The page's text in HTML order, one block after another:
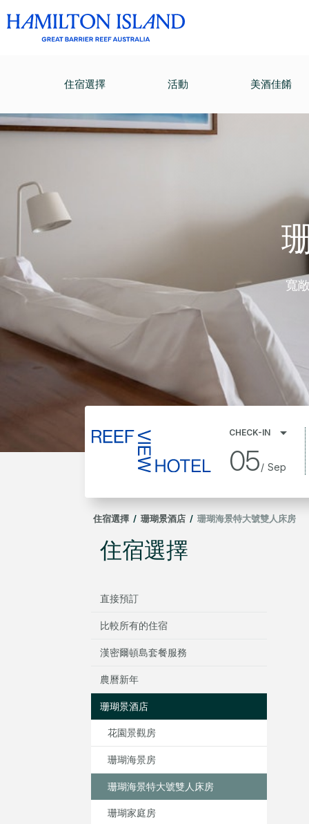
住宿選擇 活動 美酒佳餚
寬
CHECK-IN
05/ Sep
住宿選擇 / 珊瑚景酒店 / 珊瑚海景特大號雙人床房
住宿選擇
直接預訂
比較所有的住宿
漢密爾頓島套餐服務
農曆新年
珊瑚景酒店
花園景觀房
珊瑚海景房
珊瑚海景特大號雙人床房
珊瑚家庭房